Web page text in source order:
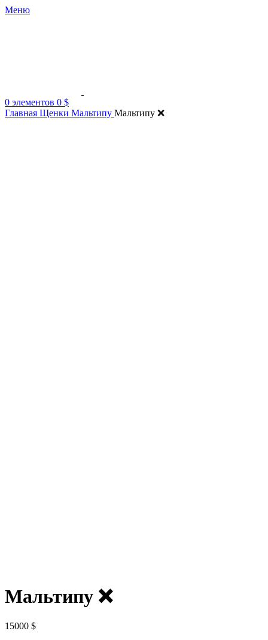
Меню
0 элементов 0 $
Главная Щенки Мальтипу Мальтипу ❌
Мальтипу ❌
15000 $